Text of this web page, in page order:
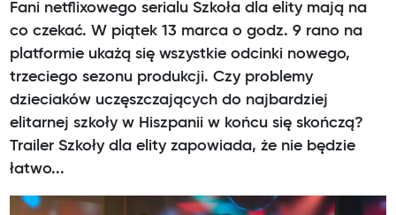
Fani netflixowego serialu Szkoła dla elity mają na
co czekać. W piątek 13 marca o godz. 9 rano na
platformie ukażą się wszystkie odcinki nowego,
trzeciego sezonu produkcji. Czy problemy
dzieciaków uczęszczających do najbardziej
elitarnej szkoły w Hiszpanii w końcu się skończą?
Trailer Szkoły dla elity zapowiada, że nie będzie
łatwo...